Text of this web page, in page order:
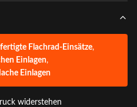
Flachrad-Einsätze,
Einlagen,
Einlagen
widerstehen